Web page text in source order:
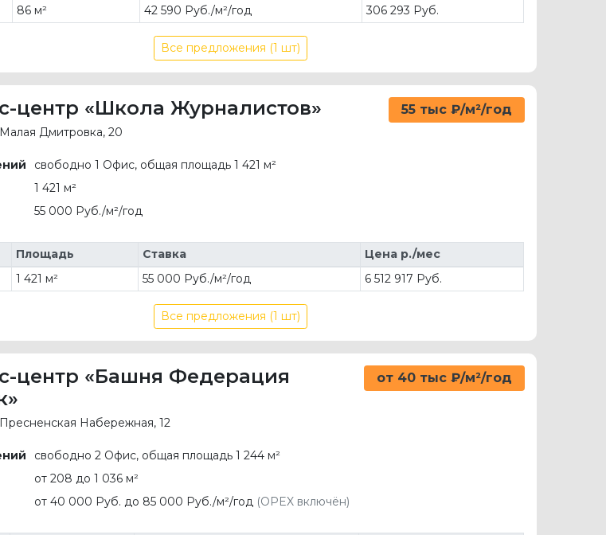
86 м² 42 590 Руб./м²/год 306 293 Руб.
Все предложения (1 шт)
центр «Школа Журналистов» 55 тыс ₽/м²/год
Дмитровка, 20
свободно 1 Офис, общая площадь 1 421 м²
1 421 м²
55 000 Руб./м²/год
Площадь Ставка
Цена р./мес
1 421 м² 55 000 Руб./м²/год 6 512 917 Руб.
Все предложения (1 шт)
центр «Башня Федерация
от 40 тыс ₽/м²/год
Набережная, 12
свободно 2 Офис, общая площадь 1 244 м²
от 208 до 1 036 м²
от 40 000 Руб. до 85 000 Руб./м²/год (OPEX включён)